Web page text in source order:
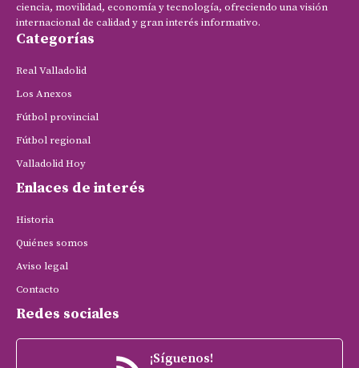
ciencia, movilidad, economía y tecnología, ofreciendo una visión
internacional de calidad y gran interés informativo.
Categorías
Real Valladolid
Los Anexos
Fútbol provincial
Fútbol regional
Valladolid Hoy
Enlaces de interés
Historia
Quiénes somos
Aviso legal
Contacto
Redes sociales
¡Síguenos!